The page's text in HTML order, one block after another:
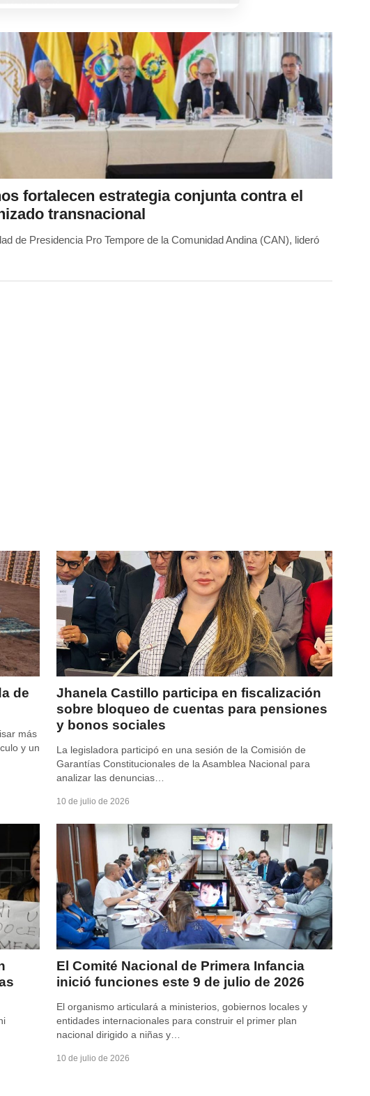
fortalecen estrategia conjunta contra el
transnacional
de Presidencia Pro Tempore de la Comunidad Andina (CAN), lideró
de
más
y un
Jhanela Castillo participa en fiscalización
sobre bloqueo de cuentas para pensiones
y bonos sociales
La legisladora participó en una sesión de la Comisión de
Garantías Constitucionales de la Asamblea Nacional para
analizar las denuncias…
10 de julio de 2026
El Comité Nacional de Primera Infancia
inició funciones este 9 de julio de 2026
El organismo articulará a ministerios, gobiernos locales y
entidades internacionales para construir el primer plan
nacional dirigido a niñas y…
10 de julio de 2026